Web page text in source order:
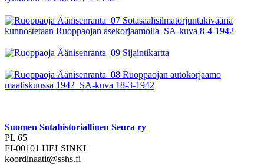
Suomen Sotahistoriallinen Seura ry
PL 65
FI-00101 HELSINKI
koordinaatit@sshs.fi